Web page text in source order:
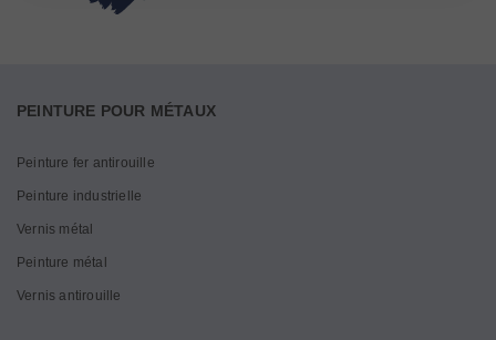
PEINTURE POUR MÉTAUX
Peinture fer antirouille
Peinture industrielle
Vernis métal
Peinture métal
Vernis antirouille